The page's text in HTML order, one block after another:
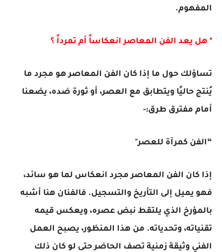
المفهوم.
* هل يعد الفن المعاصر انعكاساً أم تمرداً ؟
تساؤلك حول ما إذا كان الفن المعاصر هو مجرد ما
يُنتج حاليًا ويتطابق مع العصر، أو ثورة ضده، يضعنا
أمام مفترق طرق:-
“الفن كمرآة للعصر"
إذا كان الفن المعاصر مجرد انعكاس لما هو سائد،
فهو يميل إلى التأريخ والتسجيل. فالفنان هنا أشبه
بالمؤرخ الذي يلتقط نبض عصره، ويعكس قيمه
تقنياته، وتحدياته. من هذا المنظور، يصبح العمل
الفني وثيقة زمنية تصف الحاضر حتى لو كان ذلك